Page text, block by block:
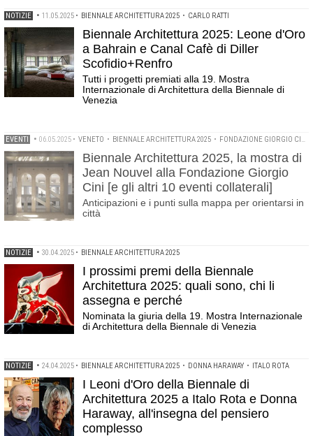
NOTIZIE • 11.05.2025 • BIENNALE ARCHITETTURA 2025 • CARLO RATTI
Biennale Architettura 2025: Leone d'Oro
a Bahrain e Canal Cafè di Diller
Scofidio+Renfro
Tutti i progetti premiati alla 19. Mostra
Internazionale di Architettura della Biennale di
Venezia
EVENTI • 06.05.2025 • VENETO • BIENNALE ARCHITETTURA 2025 • FONDAZIONE GIORGIO CINI
Biennale Architettura 2025, la mostra di
Jean Nouvel alla Fondazione Giorgio
Cini [e gli altri 10 eventi collaterali]
Anticipazioni e i punti sulla mappa per orientarsi in
città
NOTIZIE • 30.04.2025 • BIENNALE ARCHITETTURA 2025
I prossimi premi della Biennale
Architettura 2025: quali sono, chi li
assegna e perché
Nominata la giuria della 19. Mostra Internazionale
di Architettura della Biennale di Venezia
NOTIZIE • 24.04.2025 • BIENNALE ARCHITETTURA 2025 • DONNA HARAWAY • ITALO ROTA
I Leoni d'Oro della Biennale di
Architettura 2025 a Italo Rota e Donna
Haraway, all'insegna del pensiero
complesso